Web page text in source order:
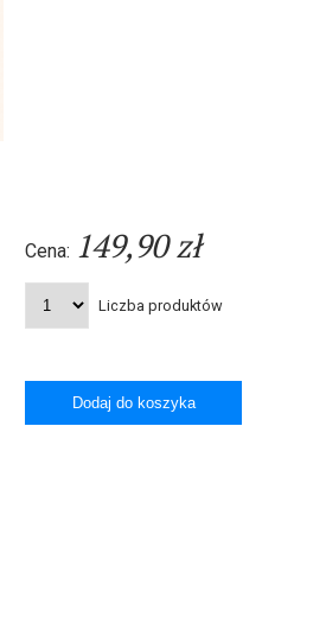
Cena: 149,90 zł
Liczba produktów